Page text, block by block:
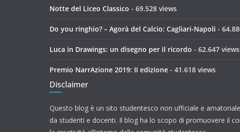
Notte del Liceo Classico - 69.528 views
Do you ringhio? – Agorà del Calcio: Cagliari-Napoli -
Luca in Drawings: un disegno per il ricordo - 62.647 views
Premio NarrAzione 2019: II edizione - 41.618 views
Disclaimer
Questo blog è un sito studentesco non ufficiale e
da studenti e docenti. Il blog ha lo scopo di promuovere il